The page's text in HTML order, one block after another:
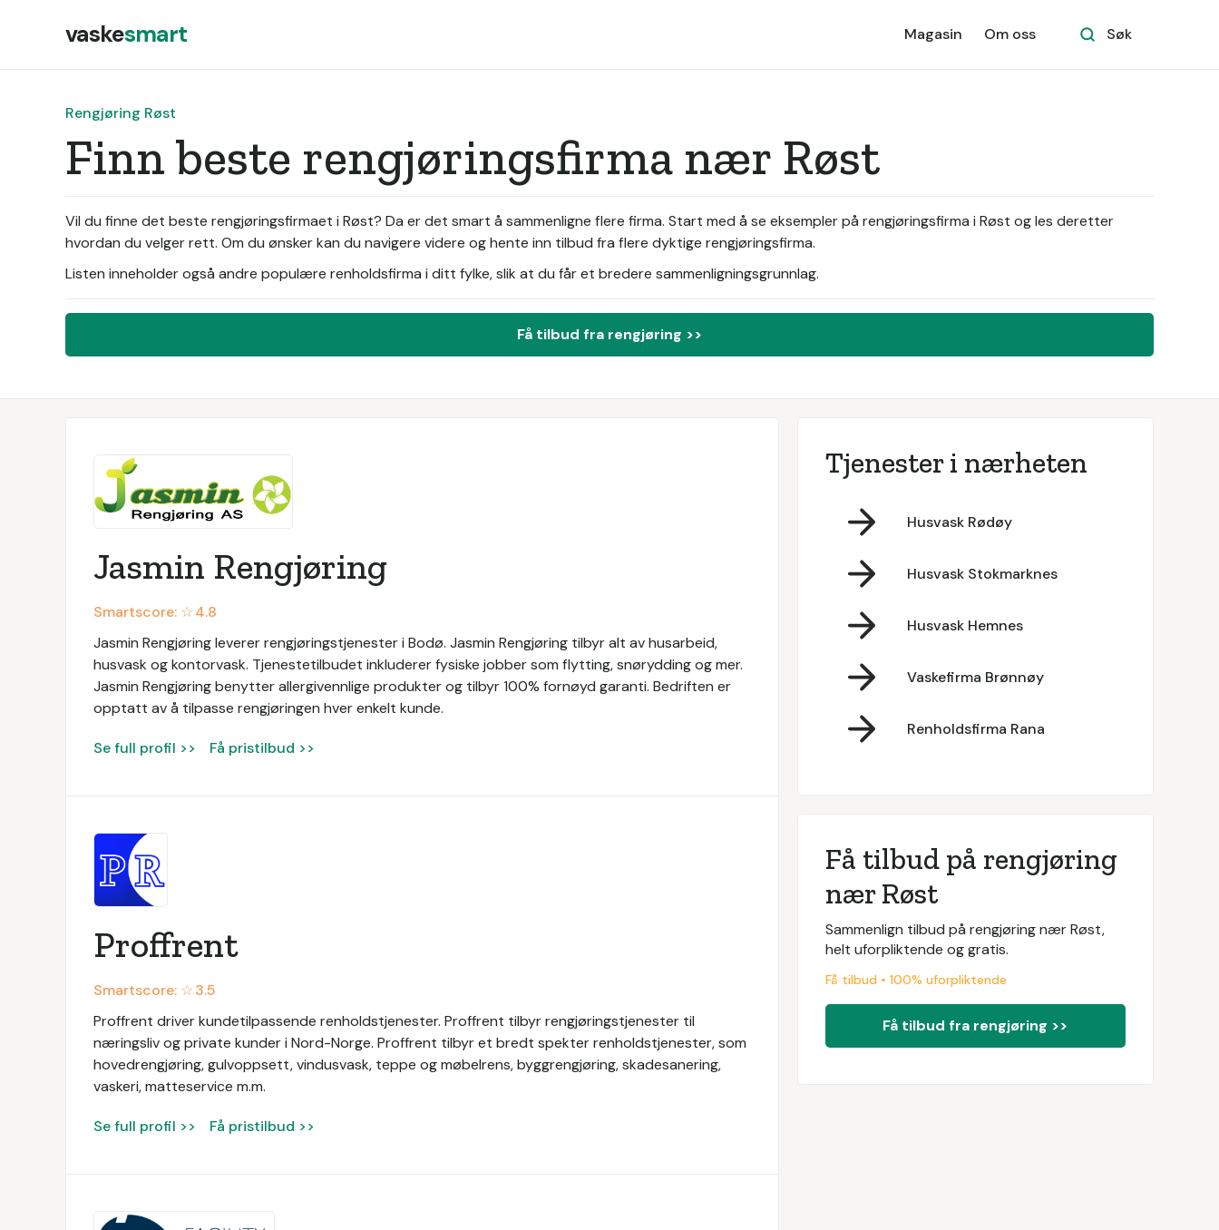
vaskesmart Magasin Om oss Søk
Rengjøring Røst
Finn beste rengjøringsfirma nær Røst
Vil du finne det beste rengjøringsfirmaet i Røst? Da er det smart å sammenligne flere firma. Start med å se eksempler på rengjøringsfirma i Røst og les deretter
hvordan du velger rett. Om du ønsker kan du navigere videre og hente inn tilbud fra flere dyktige rengjøringsfirma.
Listen inneholder også andre populære renholdsfirma i ditt fylke, slik at du får et bredere sammenligningsgrunnlag.
Få tilbud fra rengjøring >>
Jasmin Rengjøring
Smartscore: ☆4.8
Jasmin Rengjøring leverer rengjøringstjenester i Bodø. Jasmin Rengjøring tilbyr alt av husarbeid,
husvask og kontorvask. Tjenestetilbudet inkluderer fysiske jobber som flytting, snørydding og mer.
Jasmin Rengjøring benytter allergivennlige produkter og tilbyr 100% fornøyd garanti. Bedriften er
opptatt av å tilpasse rengjøringen hver enkelt kunde.
Se full profil >> Få pristilbud >>
Proffrent
Smartscore: ☆3.5
Proffrent driver kundetilpassende renholdstjenester. Proffrent tilbyr rengjøringstjenester til
næringsliv og private kunder i Nord-Norge. Proffrent tilbyr et bredt spekter renholdstjenester, som
hovedrengjøring, gulvoppsett, vindusvask, teppe og møbelrens, byggrengjøring, skadesanering,
vaskeri, matteservice m.m.
Se full profil >> Få pristilbud >>
Tjenester i nærheten
Husvask Rødøy
Husvask Stokmarknes
Husvask Hemnes
Vaskefirma Brønnøy
Renholdsfirma Rana
Få tilbud på rengjøring
nær Røst
Sammenlign tilbud på rengjøring nær Røst,
helt uforpliktende og gratis.
Få tilbud • 100% uforpliktende
Få tilbud fra rengjøring >>